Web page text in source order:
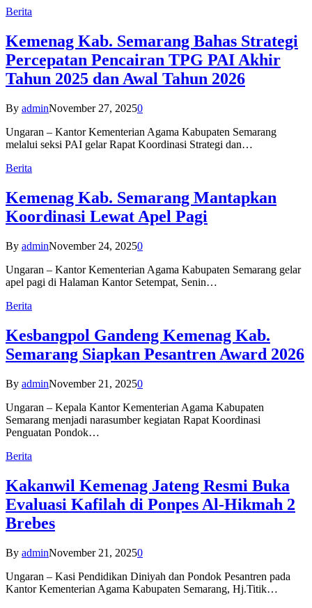
Berita
Kemenag Kab. Semarang Bahas Strategi
Percepatan Pencairan TPG PAI Akhir
Tahun 2025 dan Awal Tahun 2026
By adminNovember 27, 20250
Ungaran – Kantor Kementerian Agama Kabupaten Semarang
melalui seksi PAI gelar Rapat Koordinasi Strategi dan…
Berita
Kemenag Kab. Semarang Mantapkan
Koordinasi Lewat Apel Pagi
By adminNovember 24, 20250
Ungaran – Kantor Kementerian Agama Kabupaten Semarang gelar
apel pagi di Halaman Kantor Setempat, Senin…
Berita
Kesbangpol Gandeng Kemenag Kab.
Semarang Siapkan Pesantren Award 2026
By adminNovember 21, 20250
Ungaran – Kepala Kantor Kementerian Agama Kabupaten
Semarang menjadi narasumber kegiatan Rapat Koordinasi
Penguatan Pondok…
Berita
Kakanwil Kemenag Jateng Resmi Buka
Evaluasi Kafilah di Ponpes Al-Hikmah 2
Brebes
By adminNovember 21, 20250
Ungaran – Kasi Pendidikan Diniyah dan Pondok Pesantren pada
Kantor Kementerian Agama Kabupaten Semarang, Hj.Titik…